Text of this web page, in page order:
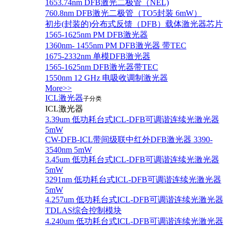
1653.74nm DFB激光二极管（NEL)
760.8nm DFB激光二极管（TO5封装 6mW）
初步(封装的)分布式反馈（DFB）载体激光器芯片
1565-1625nm PM DFB激光器
1360nm- 1455nm PM DFB激光器 带TEC
1675-2332nm 单模DFB激光器
1565-1625nm DFB激光器带TEC
1550nm 12 GHz 电吸收调制激光器
More>>
ICL激光器子分类
ICL激光器
3.39um 低功耗台式ICL-DFB可调谐连续光激光器
5mW
CW-DFB-ICL带间级联中红外DFB激光器 3390-
3540nm 5mW
3.45um 低功耗台式ICL-DFB可调谐连续光激光器
5mW
3291nm 低功耗台式ICL-DFB可调谐连续光激光器
5mW
4.257um 低功耗台式ICL-DFB可调谐连续光激光器
TDLAS综合控制模块
4.240um 低功耗台式ICL-DFB可调谐连续光激光器